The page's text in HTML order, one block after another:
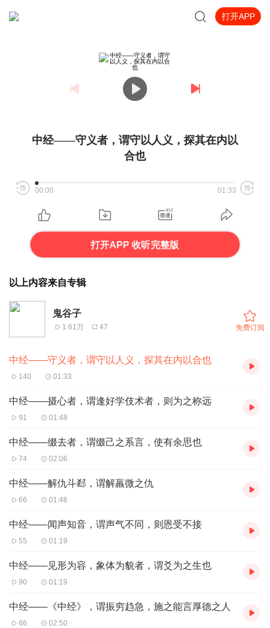
打开APP
中经——守义者，谓守以人义，探其在内以
合也
00:00 01:33
打开APP 收听完整版
以上内容来自专辑
鬼谷子
1.61万 47 免费订阅
中经——守义者，谓守以人义，探其在内以合也
140 01:33
中经——摄心者，谓逢好学伎术者，则为之称远
91 01:48
中经——缀去者，谓缀己之系言，使有余思也
74 02:06
中经——解仇斗郄，谓解羸微之仇
66 01:46
中经——闻声知音，谓声气不同，则恩受不接
55 01:19
中经——见形为容，象体为貌者，谓爻为之生也
90 01:19
中经——《中经》，谓振穷趋急，施之能言厚德之人
66 02:50